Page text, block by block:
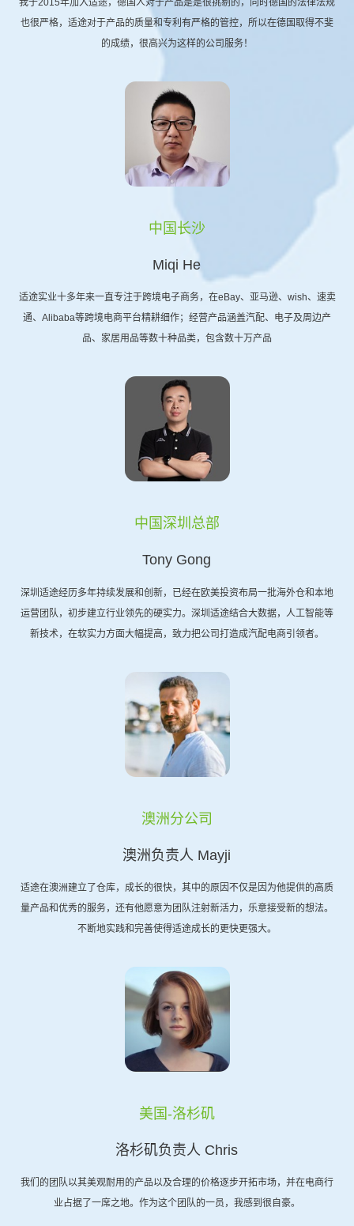
我于2015年加入适途，德国人对于产品是是很挑剔的，同时德国的法律法规
也很严格，适途对于产品的质量和专利有严格的管控，所以在德国取得不斐
的成绩，很高兴为这样的公司服务！
中国长沙
Miqi He
适途实业十多年来一直专注于跨境电子商务，在eBay、亚马逊、wish、速卖
通、Alibaba等跨境电商平台精耕细作；经营产品涵盖汽配、电子及周边产
品、家居用品等数十种品类，包含数十万产品
中国深圳总部
Tony Gong
深圳适途经历多年持续发展和创新，已经在欧美投资布局一批海外仓和本地
运营团队，初步建立行业领先的硬实力。深圳适途结合大数据，人工智能等
新技术，在软实力方面大幅提高，致力把公司打造成汽配电商引领者。
澳洲分公司
澳洲负责人 Mayji
适途在澳洲建立了仓库，成长的很快，其中的原因不仅是因为他提供的高质
量产品和优秀的服务，还有他愿意为团队注射新活力，乐意接受新的想法。
不断地实践和完善使得适途成长的更快更强大。
美国-洛杉矶
洛杉矶负责人 Chris
我们的团队以其美观耐用的产品以及合理的价格逐步开拓市场，并在电商行
业占据了一席之地。作为这个团队的一员，我感到很自豪。